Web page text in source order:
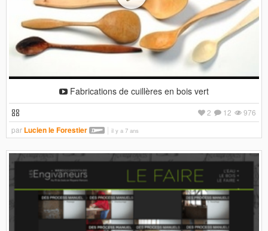
Fabrications de cuillères en bois vert
976
12
2
par Lucien le Forestier il y a 7 ans